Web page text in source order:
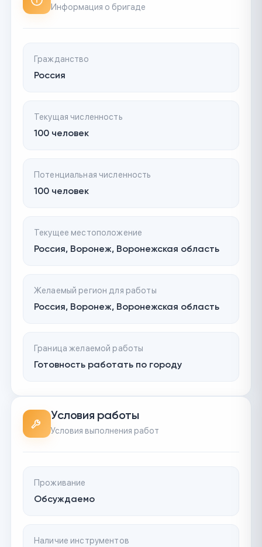
Информация о бригаде
Гражданство
Россия
Текущая численность
100 человек
Потенциальная численность
100 человек
Текущее местоположение
Россия, Воронеж, Воронежская область
Желаемый регион для работы
Россия, Воронеж, Воронежская область
Граница желаемой работы
Готовность работать по городу
Условия работы
Условия выполнения работ
Проживание
Обсуждаемо
Наличие инструментов